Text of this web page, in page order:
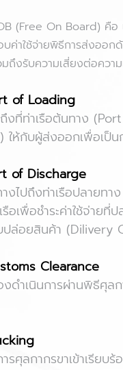
(Free On Board) คือ
ค่าใช้จ่ายพิธีการส่งออก
มถึงรับความเสี่ยงต่อคว
of Loading
งที่ท่าเรือต้นทาง
ให้กับผู้ส่งออกเพื่อเป็
of Discharge
างไปถึงท่าเรือปลาย
รือเพื่อชำระค่าใช้จ่
ปล่อยสินค้า (Dilivery
Clearance
งดำเนินการผ่านพิธีศุ
รศุลกากรขาเข้าเรีย